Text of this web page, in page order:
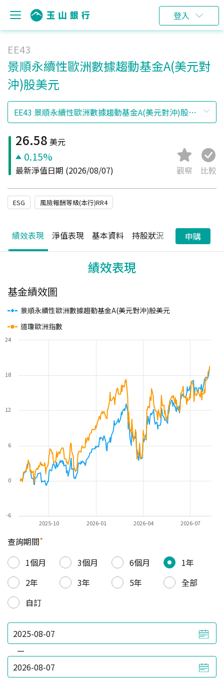
登入
EE43
景順永續性歐洲數據趨動基金A(美元對
沖)股美元
26.58 美元
0.15%
最新淨值日期 (2026/08/07) 觀察 比較
ESG 風險報酬等級(本行)RR4
績效表現 淨值表現 基本資料 持股狀況 配息狀況
申購
績效表現
基金績效圖
景順永續性歐洲數據趨動基金A(美元對沖)股美元
道瓊歐洲指數
2025-10 2026-01 2026-04 2026-07
-6
0
6
12
18
24
查詢期間*
1個月
3個月 6個月
1年
2年
3年 5年
全部
自訂
—